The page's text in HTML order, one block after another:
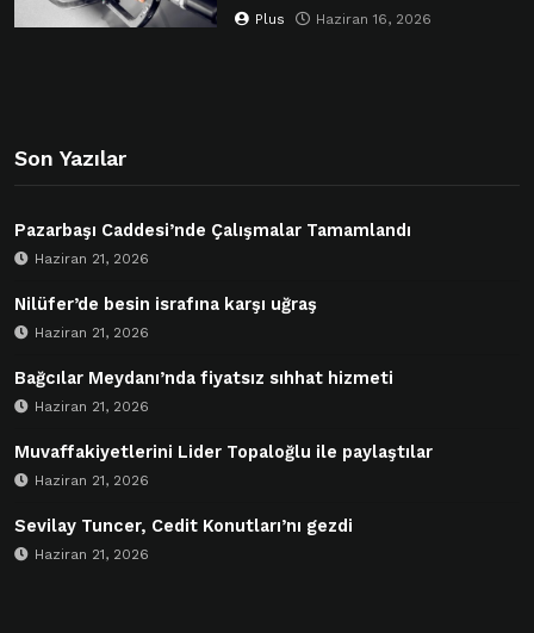
Plus Haziran 16, 2026
Son Yazılar
Pazarbaşı Caddesi’nde Çalışmalar Tamamlandı
Haziran 21, 2026
Nilüfer’de besin israfına karşı uğraş
Haziran 21, 2026
Bağcılar Meydanı’nda fiyatsız sıhhat hizmeti
Haziran 21, 2026
Muvaffakiyetlerini Lider Topaloğlu ile paylaştılar
Haziran 21, 2026
Sevilay Tuncer, Cedit Konutları’nı gezdi
Haziran 21, 2026